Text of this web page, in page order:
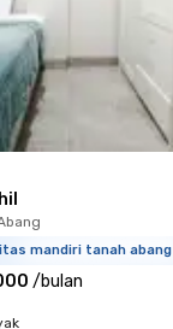
mandiri tanah abang
/bulan